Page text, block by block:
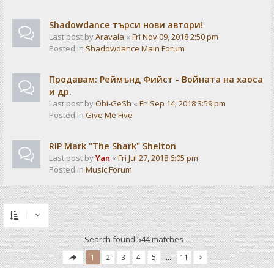
Shadowdance търси нови автори!
Last post byAravala « Fri Nov 09, 2018 2:50 pm
Posted in Shadowdance Main Forum
Продавам: Реймънд Фийст - Войната на хаоса
и др.
Last post byObi-GeSh « Fri Sep 14, 2018 3:59 pm
Posted in Give Me Five
RIP Mark "The Shark" Shelton
Last post byYan « Fri Jul 27, 2018 6:05 pm
Posted in Music Forum
Search found 544 matches
1 2 3 4 5 … 11